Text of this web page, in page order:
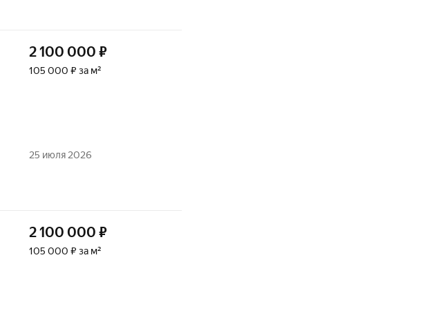
2 100 000 ₽
105 000 ₽ за м²
25 июля 2026
2 100 000 ₽
105 000 ₽ за м²